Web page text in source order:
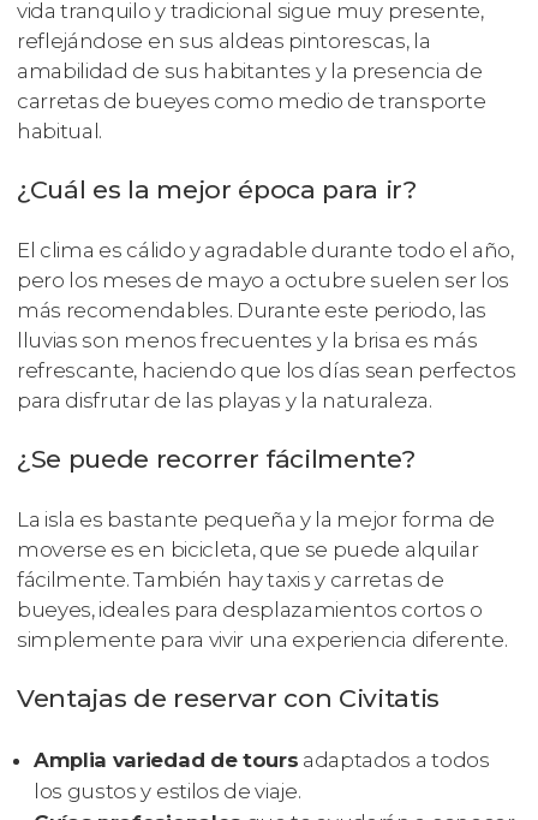
vida tranquilo y tradicional sigue muy presente,
reflejándose en sus aldeas pintorescas, la
amabilidad de sus habitantes y la presencia de
carretas de bueyes como medio de transporte
habitual.
¿Cuál es la mejor época para ir?
El clima es cálido y agradable durante todo el año,
pero los meses de mayo a octubre suelen ser los
más recomendables. Durante este periodo, las
lluvias son menos frecuentes y la brisa es más
refrescante, haciendo que los días sean perfectos
para disfrutar de las playas y la naturaleza.
¿Se puede recorrer fácilmente?
La isla es bastante pequeña y la mejor forma de
moverse es en bicicleta, que se puede alquilar
fácilmente. También hay taxis y carretas de
bueyes, ideales para desplazamientos cortos o
simplemente para vivir una experiencia diferente.
Ventajas de reservar con Civitatis
Amplia variedad de tours adaptados a todos
los gustos y estilos de viaje.